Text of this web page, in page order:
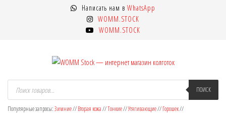
Написать нам в WhatsApp
WOMM.STOCK
WOMM.STOCK
WOMM Stock — интернет магазин
колготок
Колготки MANZI, Naja Street тонкие,
фантазийные, чулки, лосины
Поиск
товаров ПОИСК
Популярные запросы:Зимние//Вторая кожа//Тонкие//Утягивающие//Горошек//